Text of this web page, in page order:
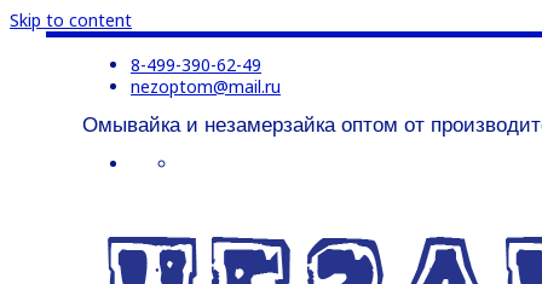
Skip to content
8-499-390-62-49
nezoptom@mail.ru
Омывайка и незамерзайка оптом от